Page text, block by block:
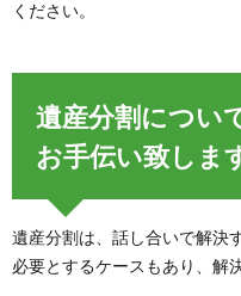
ください。
遺産分割につい
お手伝い致しま
遺産分割は、話し合いで解決
必要とするケースもあり、解